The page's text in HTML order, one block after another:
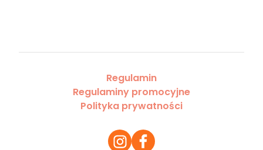
Regulamin
Regulaminy promocyjne
Polityka prywatności